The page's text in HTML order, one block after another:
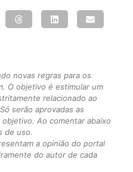
novas regras para os
O objetivo é estimular um
relacionado ao
serão aprovadas as
Ao comentar abaixo
de uso.
a opinião do portal
do autor de cada